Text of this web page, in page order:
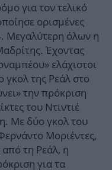
για τον τελικό
ορισμένες
Μεγαλύτερη όλων η
Έχοντας
ελάχιστοι
γκολ της Ρεάλ στο
την πρόκριση
του Ντιντιέ
Με δύο γκολ του
Μοριέντες,
από τη Ρεάλ, η
για τα